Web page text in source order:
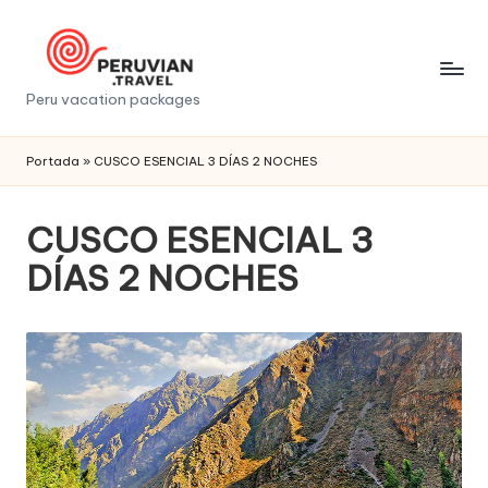
contenido
P
e
r
u
v
i
a
n
t
r
Peru vacation packages
Portada » CUSCO ESENCIAL 3 DÍAS 2 NOCHES
CUSCO ESENCIAL 3
DÍAS 2 NOCHES